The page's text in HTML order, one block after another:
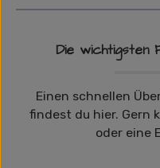
Die wichtigsten
Einen schnellen
findest du hier. Gern
oder eine